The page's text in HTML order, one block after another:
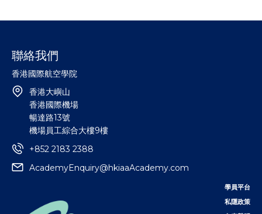
學員平台
私隱政策
聯絡我們
香港國際航空學院
香港大嶼山
香港國際機場
暢達路13號
機場員工綜合大樓9樓
+852 2183 2388
AcademyEnquiry@hkiaaAcademy.com